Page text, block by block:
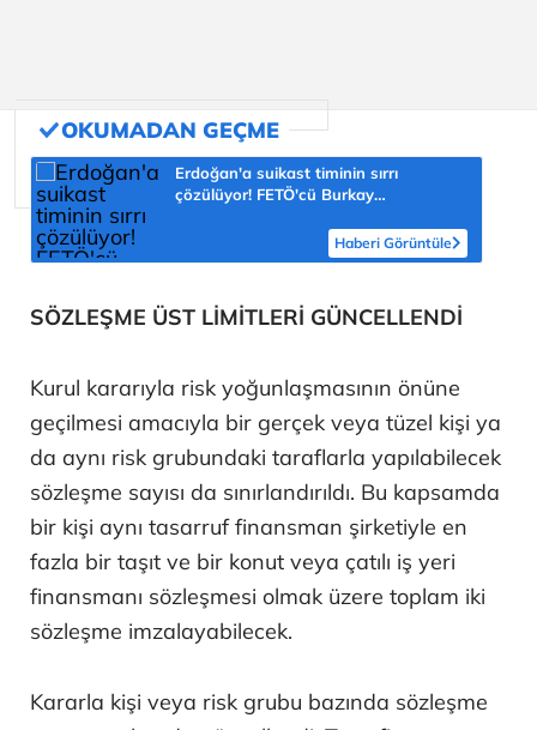
Erdoğan'a suikast timinin sırrı
çözülüyor! FETÖ'cü Burkay
Haberi Görüntüle
SÖZLEŞME ÜST LİMİTLERİ GÜNCELLENDİ
Kurul kararıyla risk yoğunlaşmasının önüne
geçilmesi amacıyla bir gerçek veya tüzel kişi ya
da aynı risk grubundaki taraflarla yapılabilecek
sözleşme sayısı da sınırlandırıldı. Bu kapsamda
bir kişi aynı tasarruf finansman şirketiyle en
fazla bir taşıt ve bir konut veya çatılı iş yeri
finansmanı sözleşmesi olmak üzere toplam iki
sözleşme imzalayabilecek.
Kararla kişi veya risk grubu bazında sözleşme